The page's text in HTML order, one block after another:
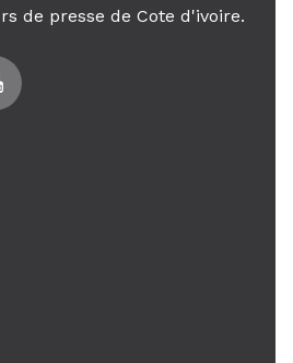
de presse de Cote d'ivoire.